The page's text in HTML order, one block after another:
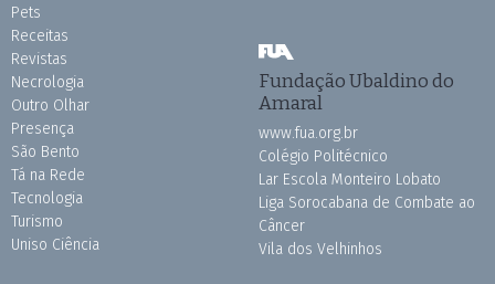
Pets
Receitas
Revistas
Necrologia
Outro Olhar
Presença
São Bento
Tá na Rede
Tecnologia
Turismo
Uniso Ciência
Fundação Ubaldino do
Amaral
www.fua.org.br
Colégio Politécnico
Lar Escola Monteiro Lobato
Liga Sorocabana de Combate ao
Câncer
Vila dos Velhinhos